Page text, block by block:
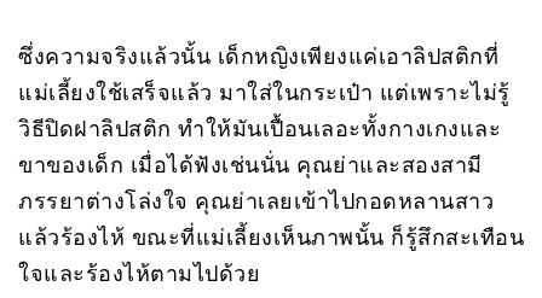
ซึ่งความจริงแล้วนั้น เด็กหญิงเพียงแค่เอาลิปสติกที่
แม่เลี้ยงใช้เสร็จแล้ว มาใส่ในกระเป๋า แต่เพราะไม่รู้
วิธีปิดฝาลิปสติก ทำให้มันเปื้อนเลอะทั้งกางเกงและ
ขาของเด็ก เมื่อได้ฟังเช่นนั่น คุณย่าและสองสามี
ภรรยาต่างโล่งใจ คุณย่าเลยเข้าไปกอดหลานสาว
แล้วร้องไห้ ขณะที่แม่เลี้ยงเห็นภาพนั้น ก็รู้สึกสะเทือน
ใจและร้องไห้ตามไปด้วย